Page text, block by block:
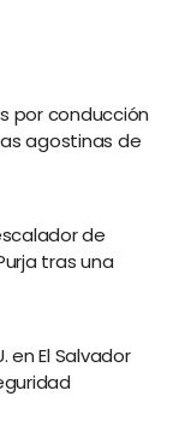
por conducción
agostinas de
de
tras una
en El Salvador